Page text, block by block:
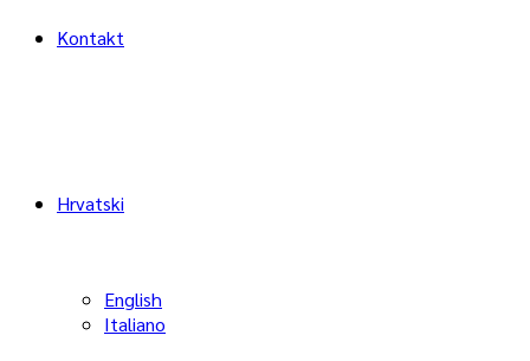
Kontakt
Hrvatski
English
Italiano